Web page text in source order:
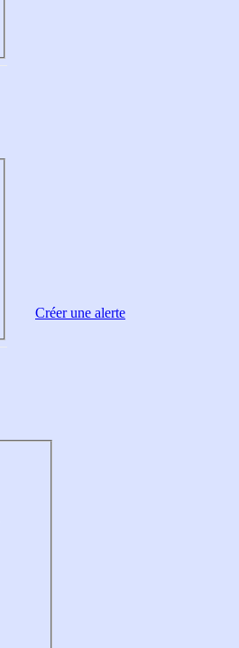
Créer une alerte